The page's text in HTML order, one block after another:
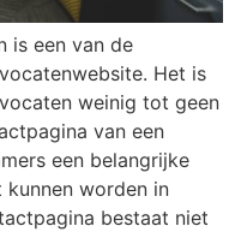
is een van de
Het is
weinig tot geen
van een
een belangrijke
worden in
bestaat niet